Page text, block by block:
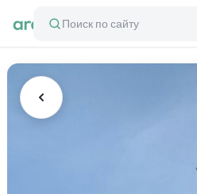
Поиск по сайту